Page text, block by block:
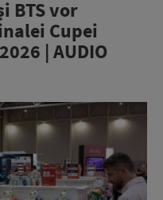
BTS vor
Cupei
| AUDIO